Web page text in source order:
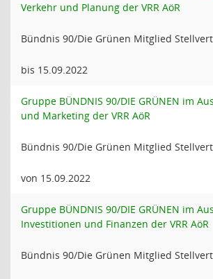
Verkehr und Planung der VRR AöR
Bündnis 90/Die Grünen Mitglied
bis 15.09.2022
Gruppe BÜNDNIS 90/DIE GRÜNEN im
und Marketing der VRR AöR
Bündnis 90/Die Grünen Mitglied
von 15.09.2022
Gruppe BÜNDNIS 90/DIE GRÜNEN im
Investitionen und Finanzen der VRR AöR
Bündnis 90/Die Grünen Mitglied